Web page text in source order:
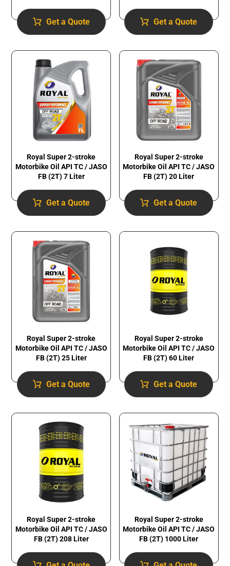
Get a Quote Get a Quote
Royal Super 2-stroke
Motorbike Oil API TC / JASO
FB (2T) 7 Liter
Get a Quote
Royal Super 2-stroke
Motorbike Oil API TC / JASO
FB (2T) 20 Liter
Get a Quote
Royal Super 2-stroke
Motorbike Oil API TC / JASO
FB (2T) 25 Liter
Get a Quote
Royal Super 2-stroke
Motorbike Oil API TC / JASO
FB (2T) 60 Liter
Get a Quote
Royal Super 2-stroke
Motorbike Oil API TC / JASO
FB (2T) 208 Liter
Royal Super 2-stroke
Motorbike Oil API TC / JASO
FB (2T) 1000 Liter